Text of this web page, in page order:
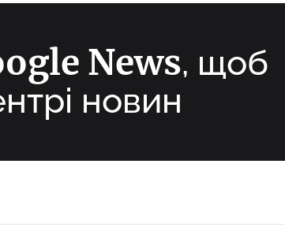
News, щоб
новин